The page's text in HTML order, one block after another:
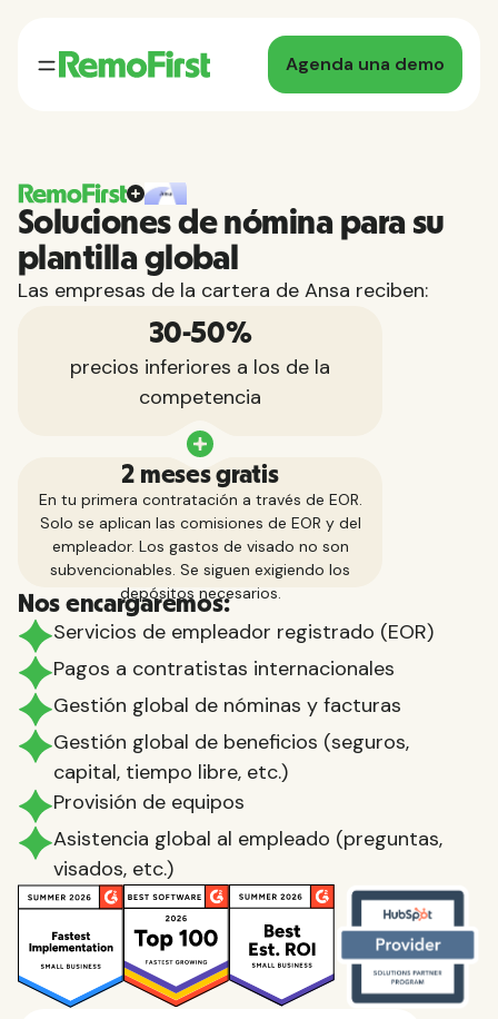
Agenda una demo
Soluciones de nómina para su
plantilla global
Las empresas de la cartera de Ansa reciben:
30-50%
precios inferiores a los de la
competencia
2 meses gratis
En tu primera contratación a través de EOR.
Solo se aplican las comisiones de EOR y del
empleador. Los gastos de visado no son
subvencionables. Se siguen exigiendo los
depósitos necesarios.
Nos encargaremos:
Servicios de empleador registrado (EOR)
Pagos a contratistas internacionales
Gestión global de nóminas y facturas
Gestión global de beneficios (seguros,
capital, tiempo libre, etc.)
Provisión de equipos
Asistencia global al empleado (preguntas,
visados, etc.)